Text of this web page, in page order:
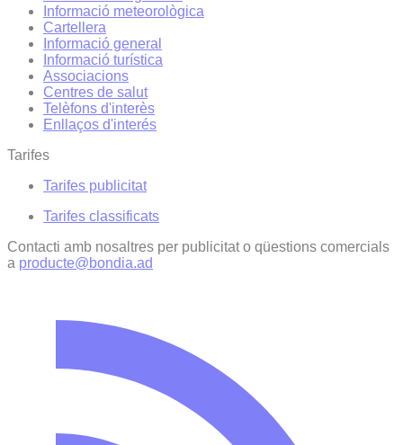
Informació meteorològica
Cartellera
Informació general
Informació turística
Associacions
Centres de salut
Telèfons d'interès
Enllaços d'interés
Tarifes
Tarifes publicitat
Tarifes classificats
Contacti amb nosaltres per publicitat o qüestions comercials
a producte@bondia.ad